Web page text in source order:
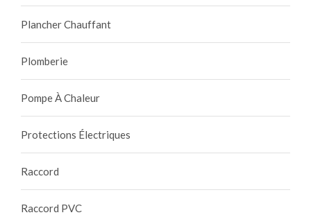
Plancher Chauffant
Plomberie
Pompe À Chaleur
Protections Électriques
Raccord
Raccord PVC